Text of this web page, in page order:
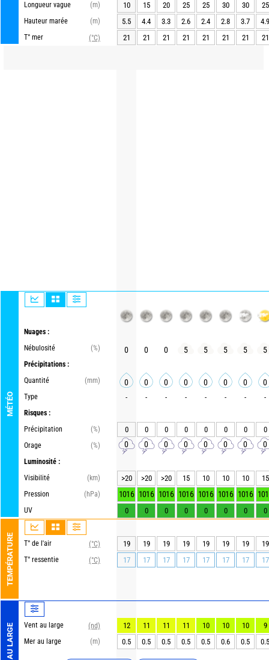
Longueur vague
(m)
Hauteur marée
(m)
T° mer
(°C)
MÉTÉO
Nuages :
Nébulosité
(%)
Précipitations :
Quantité
(mm)
Type
Risques :
Précipitation
(%)
Orage
(%)
Luminosité :
Visibilité
(km)
Pression
(hPa)
UV
TEMPÉRATURE T° de l'air
(°C)
T° ressentie
(°C)
AU LARGE Vent au large
(nd)
Mer au large
(m)
10
15 20 25 25 30 30
25
5.5
4.4 3.3 2.6 2.4 2.8 3.7
4.9
21
21 21 21 21 21 21 21
0 0 0 5 5 5 5 5
0 0 0 0 0 0 0 0
- - - - - - - -
0 0 0 0 0 0 0 0
0 0 0 0 0 0 0 0
>20 >20 >20 15 10 10 10 15
1016 1016 1016 1016 1016 1016 1016
0 0 0 0 0 0 0 0
19 19 19 19 19 19 19
19
17
17 17 17 17 17 17 17
12 11 11 11 10 10 10
9
0.5
0.5 0.5 0.5 0.5 0.6 0.5 0.5